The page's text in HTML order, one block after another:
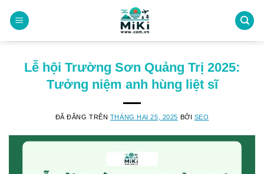
đến
Lễ hội Trường Sơn Quảng Trị 2025:
Tưởng niệm anh hùng liệt sĩ
ĐÃ ĐĂNG TRÊN THÁNG HAI 25, 2025 BỞI SEO